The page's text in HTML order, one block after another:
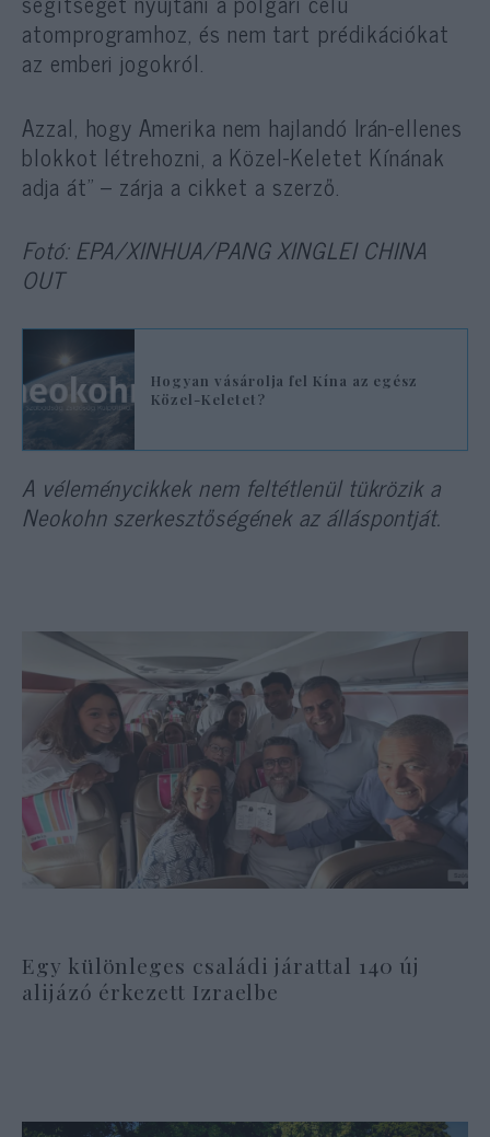
atomprogramhoz, és nem tart prédikációkat
az emberi jogokról.
Azzal, hogy Amerika nem hajlandó Irán-ellenes
blokkot létrehozni, a Közel-Keletet Kínának
adja át” – zárja a cikket a szerző.
Fotó: EPA/XINHUA/PANG XINGLEI CHINA
OUT
Hogyan vásárolja fel Kína az egész
Közel-Keletet?
A véleménycikkek nem feltétlenül tükrözik a
Neokohn szerkesztőségének az álláspontját.
Egy különleges családi járattal 140 új
alijázó érkezett Izraelbe